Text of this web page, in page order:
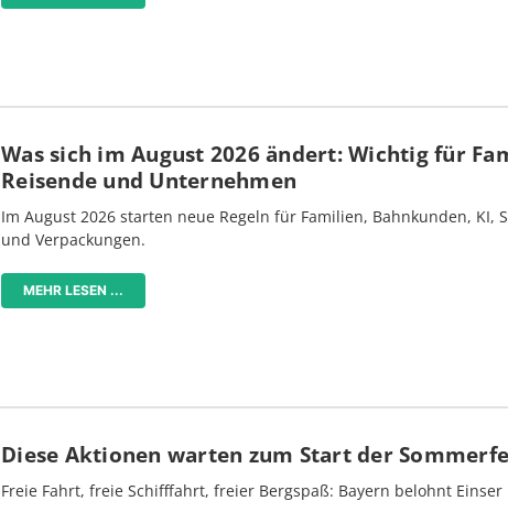
Was sich im August 2026 ändert: Wichtig für
Reisende und Unternehmen
Im August 2026 starten neue Regeln für Familien, Bahnkunden, KI,
und Verpackungen.
MEHR LESEN ...
Diese Aktionen warten zum Start der
Freie Fahrt, freie Schifffahrt, freier Bergspaß: Bayern belohnt Einser